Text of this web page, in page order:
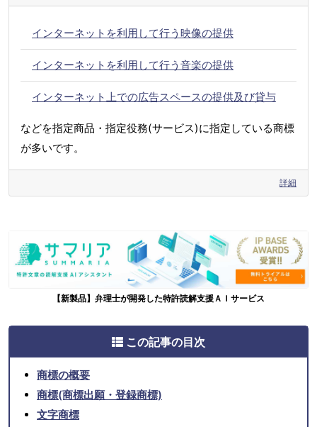
インターネットを利用して行う映像の提供
インターネットを利用して行う音楽の提供
インターネット上での広告スペースの提供及び貸与
などを指定商品・指定役務(サービス)に指定している商標
が多いです。
詳細
【新製品】弁理士が開発した特許読解支援ＡＩサービス
この記事の目次
商標の概要
商標(商標出願・登録商標)
文字商標